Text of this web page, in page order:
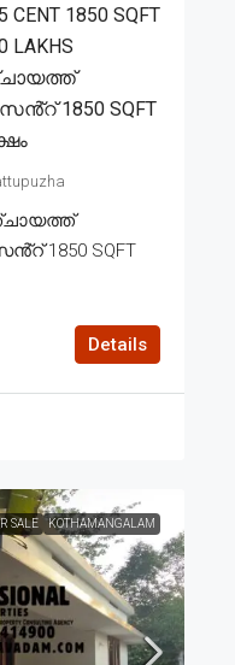
CENT 1850 SQFT
LAKHS
1850 SQFT
1850 SQFT
Details
SALE KOTHAMANGALAM